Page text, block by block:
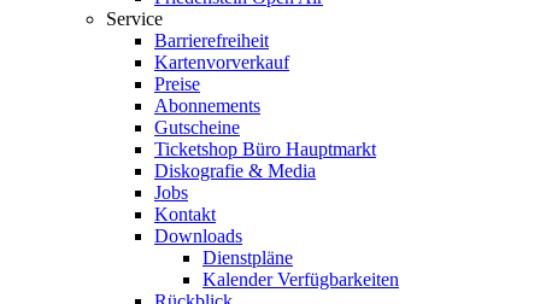
Service
Barrierefreiheit
Kartenvorverkauf
Preise
Abonnements
Gutscheine
Ticketshop Büro Hauptmarkt
Diskografie & Media
Jobs
Kontakt
Downloads
Dienstpläne
Kalender Verfügbarkeiten